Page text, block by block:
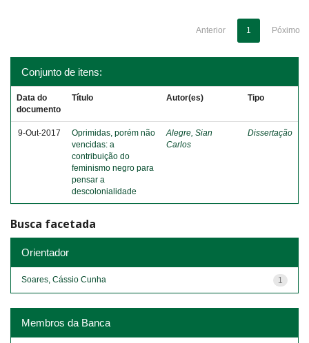
Anterior 1 Póximo
Conjunto de itens:
Data do
documento
Título Autor(es) Tipo
9-Out-2017
Oprimidas, porém não
vencidas: a
contribuição do
feminismo negro para
pensar a
descolonialidade
Alegre, Sian
Carlos
Dissertação
Busca facetada
Orientador
1
Soares, Cássio Cunha
Membros da Banca